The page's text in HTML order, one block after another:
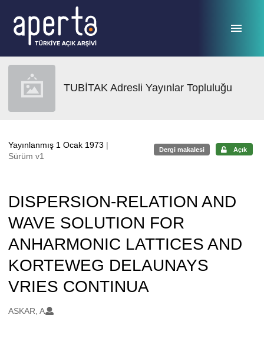
TUBİTAK Adresli Yayınlar Topluluğu
Yayınlanmış 1 Ocak 1973 |
Sürüm v1
Dergi makalesi Açık
DISPERSION-RELATION AND
WAVE SOLUTION FOR
ANHARMONIC LATTICES AND
KORTEWEG DELAUNAYS
VRIES CONTINUA
Oluşturanlar
ASKAR, A